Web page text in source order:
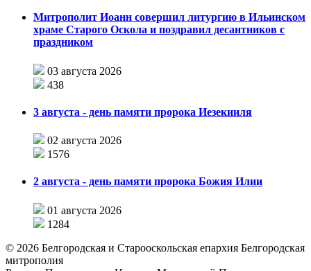
Митрополит Иоанн совершил литургию в Ильинском
храме Старого Оскола и поздравил десантников с
праздником
03 августа 2026
438
3 августа - день памяти пророка Иезекииля
02 августа 2026
1576
2 августа - день памяти пророка Божия Илии
01 августа 2026
1284
© 2026 Белгородская и Старооскольская епархия Белгородская
митрополия